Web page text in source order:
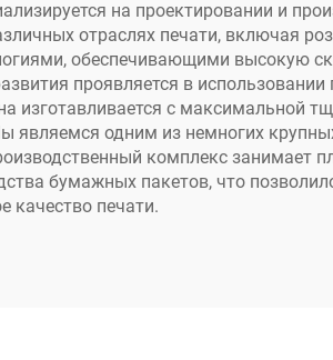
на проектировании и
отраслях печати, включая
обеспечивающими высокую
проявляется в
с максимальной
являемся одним из немногих
комплекс занимает
бумажных пакетов, что
качество печати.